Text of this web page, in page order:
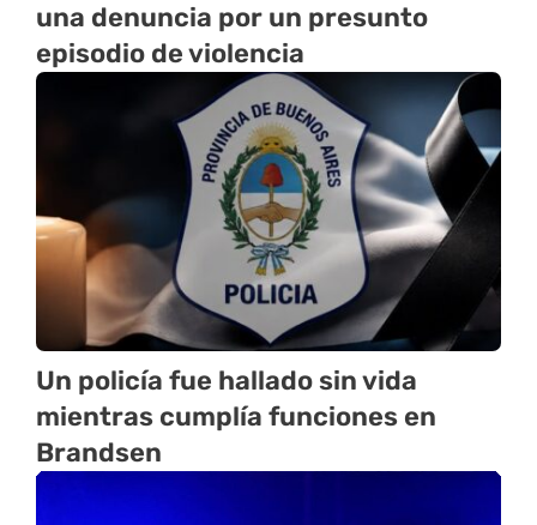
una denuncia por un presunto
episodio de violencia
Un policía fue hallado sin vida
mientras cumplía funciones en
Brandsen